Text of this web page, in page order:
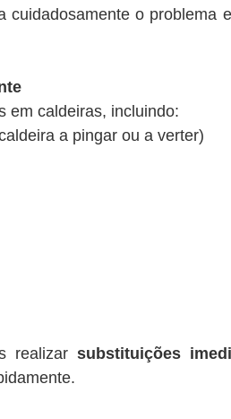
cuidadosamente o problema
em caldeiras, incluindo:
a pingar ou a verter)
realizar substituições